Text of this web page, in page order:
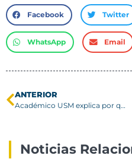
Facebook Twitter
WhatsApp Email
ANTERIOR
Académico USM explica por qué un colapso estructural como el ocurrido en Venezuela es poco probable en Chile
Noticias